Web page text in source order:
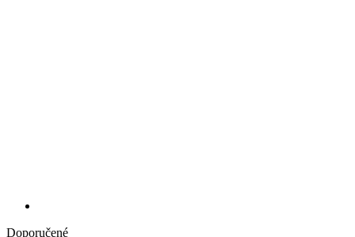
Doporučené